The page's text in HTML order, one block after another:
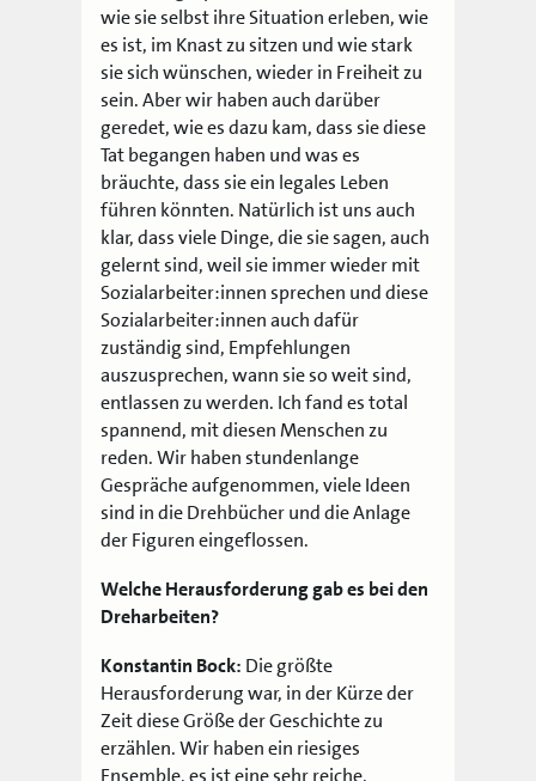
wie sie selbst ihre Situation erleben, wie
es ist, im Knast zu sitzen und wie stark
sie sich wünschen, wieder in Freiheit zu
sein. Aber wir haben auch darüber
geredet, wie es dazu kam, dass sie diese
Tat begangen haben und was es
bräuchte, dass sie ein legales Leben
führen könnten. Natürlich ist uns auch
klar, dass viele Dinge, die sie sagen, auch
gelernt sind, weil sie immer wieder mit
Sozialarbeiter:innen sprechen und diese
Sozialarbeiter:innen auch dafür
zuständig sind, Empfehlungen
auszusprechen, wann sie so weit sind,
entlassen zu werden. Ich fand es total
spannend, mit diesen Menschen zu
reden. Wir haben stundenlange
Gespräche aufgenommen, viele Ideen
sind in die Drehbücher und die Anlage
der Figuren eingeflossen.
Welche Herausforderung gab es bei den
Dreharbeiten?
Konstantin Bock: Die größte
Herausforderung war, in der Kürze der
Zeit diese Größe der Geschichte zu
erzählen. Wir haben ein riesiges
Ensemble, es ist eine sehr reiche,